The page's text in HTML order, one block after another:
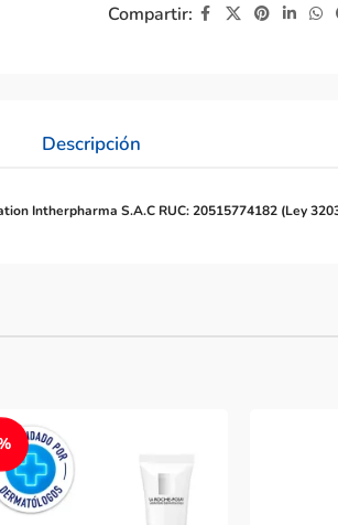
Compartir:
Descripción
Intherpharma S.A.C RUC: 20515774182 (Ley